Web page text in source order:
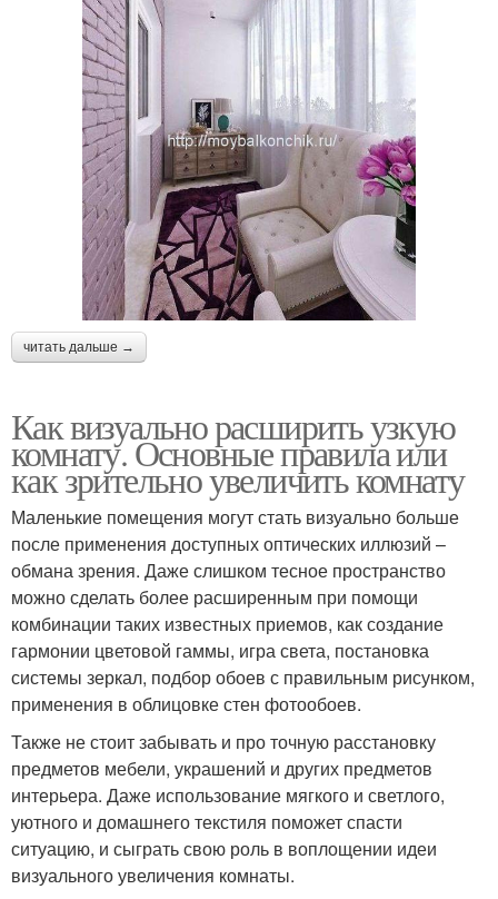
читать дальше →
Как визуально расширить узкую
комнату. Основные правила или
как зрительно увеличить комнату
Маленькие помещения могут стать визуально больше
после применения доступных оптических иллюзий –
обмана зрения. Даже слишком тесное пространство
можно сделать более расширенным при помощи
комбинации таких известных приемов, как создание
гармонии цветовой гаммы, игра света, постановка
системы зеркал, подбор обоев с правильным рисунком,
применения в облицовке стен фотообоев.
Также не стоит забывать и про точную расстановку
предметов мебели, украшений и других предметов
интерьера. Даже использование мягкого и светлого,
уютного и домашнего текстиля поможет спасти
ситуацию, и сыграть свою роль в воплощении идеи
визуального увеличения комнаты.